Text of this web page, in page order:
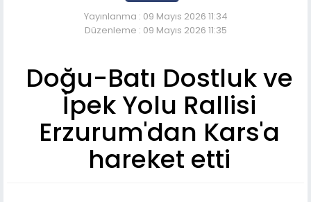
Yayınlanma : 09 Mayıs 2026 11:34
Düzenleme : 09 Mayıs 2026 11:35
Doğu-Batı Dostluk ve
İpek Yolu Rallisi
Erzurum'dan Kars'a
hareket etti